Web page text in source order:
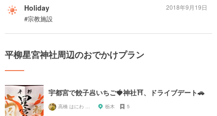
Holiday
#宗教施設
2018年9月19日
平柳星宮神社周辺のおでかけプラン
宇都宮で餃子🥟いちご🍓神社⛩、ドライブデート🚗
栃木 5